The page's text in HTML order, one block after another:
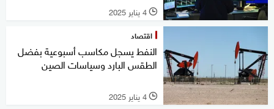
l 4 يناير 2025
اقتصاد
النفط يسجل مكاسب أسبوعية بفضل
الطقس البارد وسياسات الصين
l 4 يناير 2025